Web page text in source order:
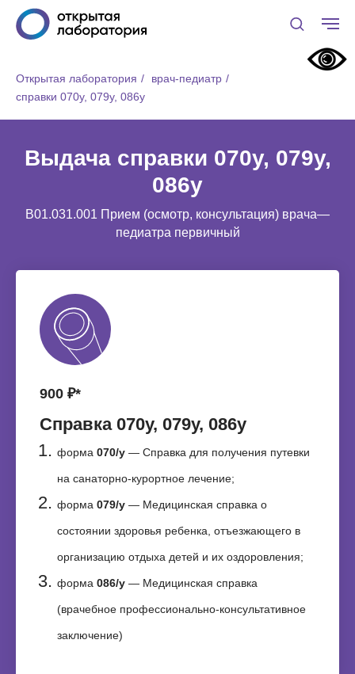
Открытая лаборатория / врач-педиатр /
справки 070у, 079у, 086у
Выдача справки 070у, 079у,
086у
B01.031.001 Прием (осмотр, консультация) врача—
педиатра первичный
900 ₽*
Справка 070у, 079у, 086у
форма 070/у — Справка для получения путевки
на санаторно-курортное лечение;
форма 079/у — Медицинская справка о
состоянии здоровья ребенка, отъезжающего в
организацию отдыха детей и их оздоровления;
форма 086/у — Медицинская справка
(врачебное профессионально-консультативное
заключение)